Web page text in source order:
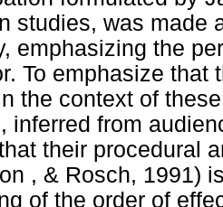
studies, was made
emphasizing the
To emphasize
the context of
inferred from
their procedural
, & Rosch, 1991)
of the order of